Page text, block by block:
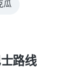
瓜
路线